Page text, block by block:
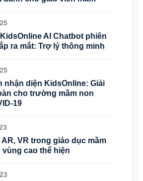
AI Chatbot phiên
ra mắt: Trợ lý thông minh
nhận diện KidsOnline: Giải
cho trường mầm non
19
VR trong giáo dục mầm
cao thể hiện